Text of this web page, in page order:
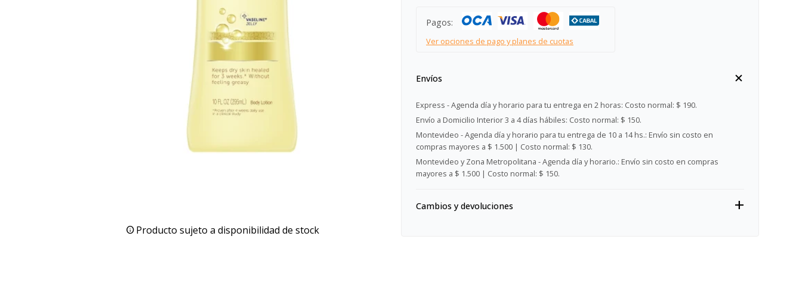
Producto sujeto a disponibilidad de stock
Pagos:
Ver opciones de pago y planes de cuotas
Envíos
Express - Agenda día y horario para tu entrega en 2 horas: Costo normal: $ 190.
Envío a Domicilio Interior 3 a 4 días hábiles: Costo normal: $ 150.
Montevideo - Agenda día y horario para tu entrega de 10 a 14 hs.: Envío sin costo en
compras mayores a $ 1.500 | Costo normal: $ 130.
Montevideo y Zona Metropolitana - Agenda día y horario.: Envío sin costo en compras
mayores a $ 1.500 | Costo normal: $ 150.
Cambios y devoluciones